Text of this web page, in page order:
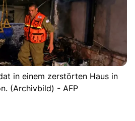
in einem zerstörten Haus in
(Archivbild) - AFP